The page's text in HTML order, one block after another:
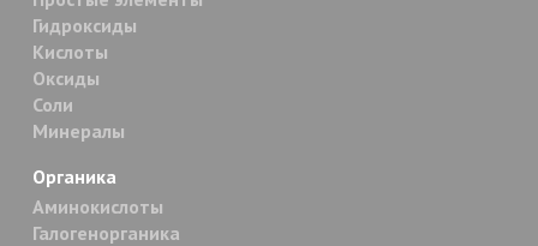
Гидроксиды
Кислоты
Оксиды
Соли
Минералы
Органика
Аминокислоты
Галогенорганика